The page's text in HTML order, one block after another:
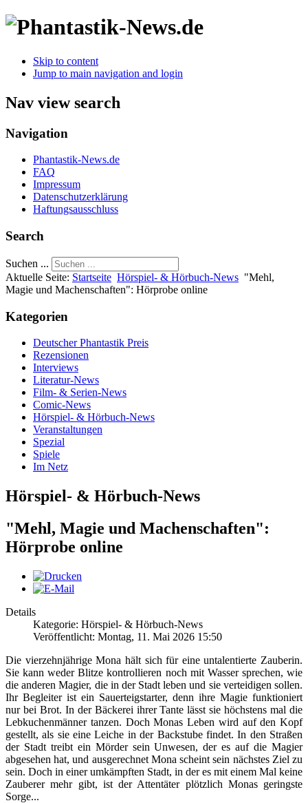
Skip to content
Jump to main navigation and login
Nav view search
Navigation
Phantastik-News.de
FAQ
Impressum
Datenschutzerklärung
Haftungsausschluss
Search
Suchen ...
Aktuelle Seite: Startseite Hörspiel- & Hörbuch-News "Mehl,
Magie und Machenschaften": Hörprobe online
Kategorien
Deutscher Phantastik Preis
Rezensionen
Interviews
Literatur-News
Film- & Serien-News
Comic-News
Hörspiel- & Hörbuch-News
Veranstaltungen
Spezial
Spiele
Im Netz
Hörspiel- & Hörbuch-News
"Mehl, Magie und Machenschaften":
Hörprobe online
Details
Kategorie: Hörspiel- & Hörbuch-News
Veröffentlicht: Montag, 11. Mai 2026 15:50
Die vierzehnjährige Mona hält sich für eine untalentierte Zauberin.
Sie kann weder Blitze kontrollieren noch mit Wasser sprechen, wie
die anderen Magier, die in der Stadt leben und sie verteidigen sollen.
Ihr Begleiter ist ein Sauerteigstarter, denn ihre Magie funktioniert
nur bei Brot. In der Bäckerei ihrer Tante lässt sie höchstens mal die
Lebkuchenmänner tanzen. Doch Monas Leben wird auf den Kopf
gestellt, als sie eine Leiche in der Backstube findet. In den Straßen
der Stadt treibt ein Mörder sein Unwesen, der es auf die Magier
abgesehen hat, und ausgerechnet Mona scheint sein nächstes Ziel zu
sein. Doch in einer umkämpften Stadt, in der es mit einem Mal keine
Zauberer mehr gibt, ist der Attentäter plötzlich Monas geringste
Sorge...